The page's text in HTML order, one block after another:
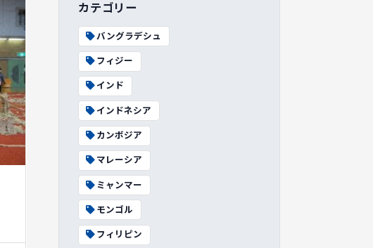
カテゴリー
バングラデシュ
フィジー
インド
インドネシア
カンボジア
マレーシア
ミャンマー
モンゴル
フィリピン